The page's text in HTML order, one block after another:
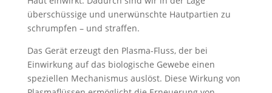
überschüssige und unerwünschte Hautpartien zu
schrumpfen – und straffen.
Das Gerät erzeugt den Plasma-Fluss, der bei
Einwirkung auf das biologische Gewebe einen
speziellen Mechanismus auslöst. Diese Wirkung von